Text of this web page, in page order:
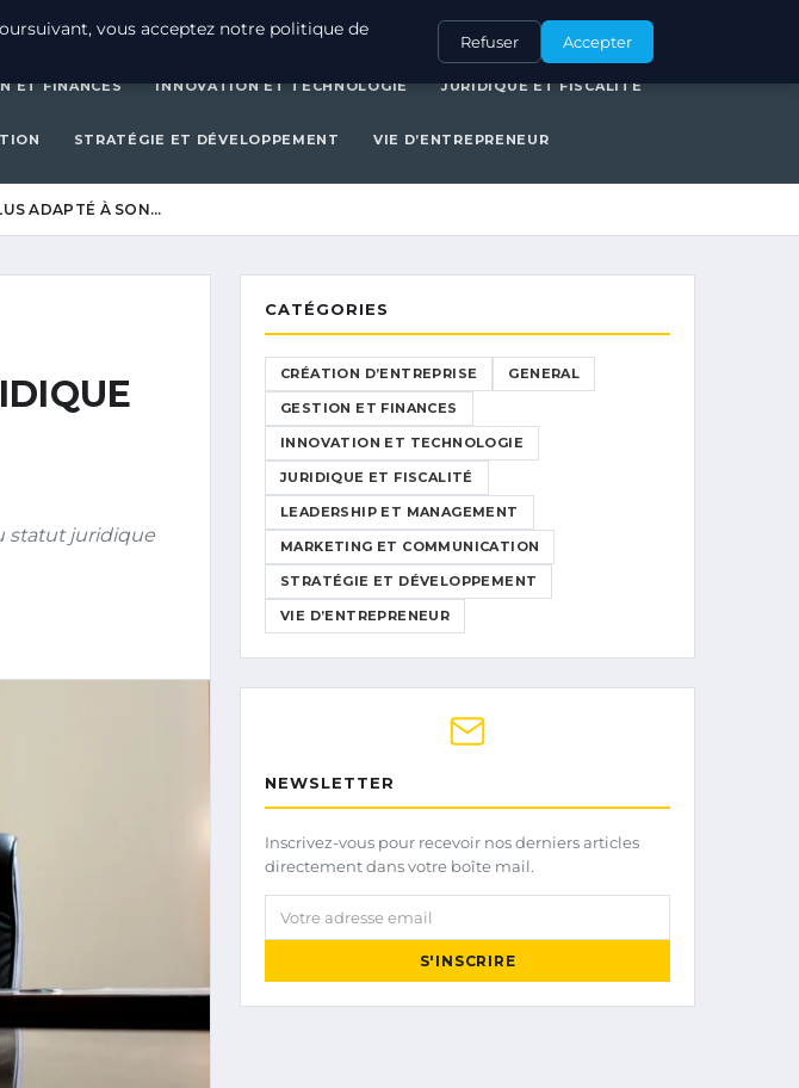
CRÉATION D’ENTREPRISE GENERALGESTION ET FINANCESINNOVATION ET TECHNOLOGIE
ET FINANCES INNOVATION ET TECHNOLOGIE JURIDIQUE ET FISCALITÉ
STRATÉGIE ET DÉVELOPPEMENT VIE D’ENTREPRENEUR
ADAPTÉ À SON…
statut juridique
CATÉGORIES
CRÉATION D’ENTREPRISE GENERAL
GESTION ET FINANCES
INNOVATION ET TECHNOLOGIE
JURIDIQUE ET FISCALITÉ
LEADERSHIP ET MANAGEMENT
MARKETING ET COMMUNICATION
STRATÉGIE ET DÉVELOPPEMENT
VIE D’ENTREPRENEUR
NEWSLETTER
Inscrivez-vous pour recevoir nos derniers articles
directement dans votre boîte mail.
Votre adresse email
S'INSCRIRE
vous acceptez notre politique de
Refuser Accepter